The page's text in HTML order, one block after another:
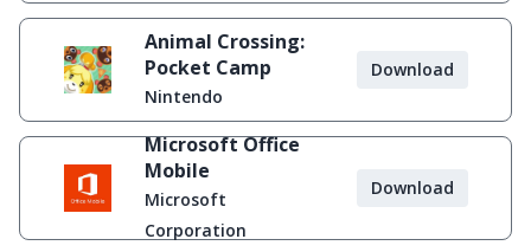
Animal Crossing:
Pocket Camp
Nintendo
Download
Microsoft Office
Mobile
Microsoft
Corporation
Download